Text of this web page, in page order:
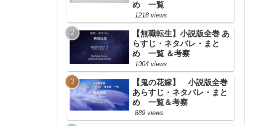
め 一覧
1218 views
【無職転生】小説版全巻 あ
らすじ・ネタバレ・まと
め 一覧 ＆考察
1004 views
【鬼の花嫁】 小説版全巻
あらすじ・ネタバレ・まと
め 一覧＆考察
889 views